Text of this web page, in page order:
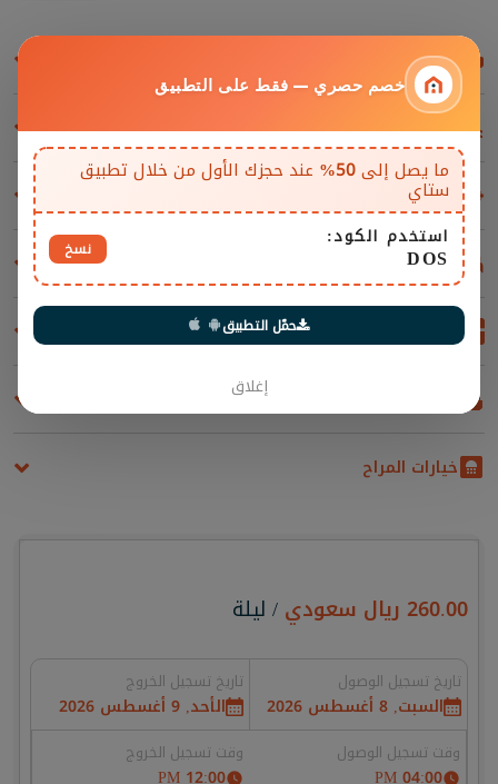
غرف المعيشة والمقاعد
مسابح
المرافق والإضافات
غرف النوم
خيارات المراح
260.00 ريال سعودي / ليلة
تاريخ تسجيل الوصول
السبت, 8 أغسطس 2026
تاريخ تسجيل الخروج
الأحد, 9 أغسطس 2026
وقت تسجيل الوصول
04:00 PM
وقت تسجيل الخروج
12:00 PM
خصم حصري — فقط على التطبيق
ما يصل إلى50% عند حجزك الأول من خلال تطبيق
ستاي
استخدم الكود:
DOS نسخ
حمّل التطبيق
إغلاق